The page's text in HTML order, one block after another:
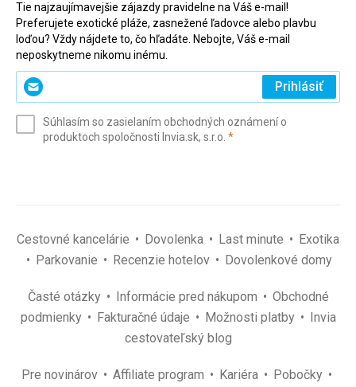
Tie najzaujímavejšie zájazdy pravidelne na Váš e-mail!
Preferujete exotické pláže, zasnežené ľadovce alebo plavbu
loďou? Vždy nájdete to, čo hľadáte. Nebojte, Váš e-mail
neposkytneme nikomu inému.
Zadajte
svoj
(povinné)
Prihlásiť
Súhlasím so zasielaním obchodných oznámení o
produktoch spoločnosti Invia.sk, s.r.o. *(povinné)
Cestovné kancelárie Dovolenka Last minute
Exotika
Parkovanie
Recenzie hotelov Dovolenkové domy
Časté otázky Informácie pred nákupom
Obchodné
podmienky
Fakturačné údaje Možnosti platby
Invia
cestovateľský blog
Pre novinárov Affiliate program Kariéra
Pobočky